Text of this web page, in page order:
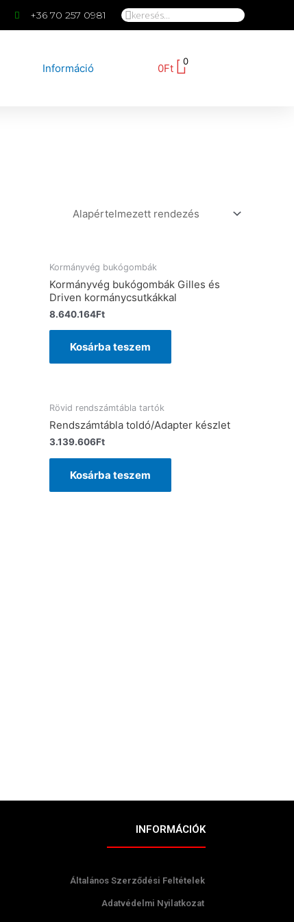
+36 70 257 0981
Információ 0Ft
0
Kormányvég bukógombák
Kormányvég bukógombák Gilles és
Driven kormánycsutkákkal
8.640.164Ft
Kosárba teszem
Rövid rendszámtábla tartók
Rendszámtábla toldó/Adapter készlet
3.139.606Ft
Kosárba teszem
INFORMÁCIÓK
Általános Szerződési Feltételek
Adatvédelmi Nyilatkozat